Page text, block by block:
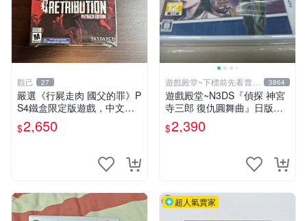
觀己 27
嚴選《行屍走肉 國父的罪》P
S4鐵盒限定版遊戲，中文發
行全新未拆封 聖人罪人 第二
章 PS4 鉛盒 中文 新GameSt
$2,650
遊戲殿堂~下標前先看賣場
關於我
3864
遊戲殿堂~N3DS『偵探 神宮
寺三郎 復仇圓舞曲』日版全
新品 附雙特典
$2,390
超人氣賣家